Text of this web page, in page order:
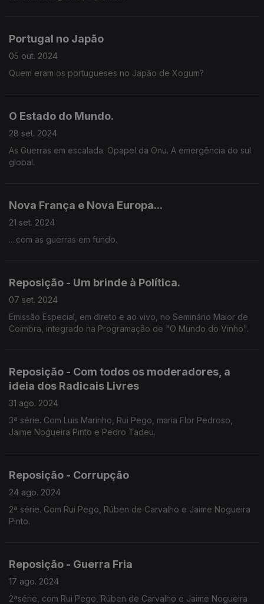
Portugal no Japão
05 out. 2024
Quem eram os portugueses no Japão de Xogum?
O Estado do Mundo.
28 set. 2024
As Guerras em escalada. Opapel da Onu. A emergência do sul
global.
Nova França e Nova Europa...
21 set. 2024
....com as guerras em fundo.
Reposição - Um brinde à Política.
07 set. 2024
Emissão Especial, em direto e ao vivo, no Seminário Maior de
Coimbra, integrado na Programação de "O Mundo do Vinho".
Reposição - Com todos os moderadores, a
ideia dos Radicais Livres
31 ago. 2024
3ª série. Com Luis Marinho, Rui Pego, maria Flor Pedroso,
Jaime Nogueira Pinto e Pedro Tadeu.
Reposição - Corrupção
24 ago. 2024
2ª série. Com Rui Pego, Rúben de Carvalho e Jaime Nogueira
Pinto.
Reposição - Guerra Fria
17 ago. 2024
2ªsérie, com Rui Pego, Rúben de Carvalho e Jaime Nogueira